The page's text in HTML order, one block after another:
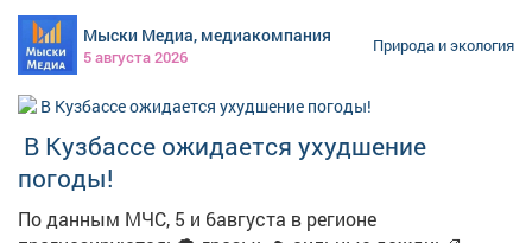
Сибири" . – Если нынешние тенденции сохранятся,
лето в Сибири будет становиться жарче и
контрастнее, засушливые периоды станут резче
сменяться дождливыми, – сказала Чередько. По её
данным в июне и июле юго-запад Сибири пережил
рекордную жару, при этом осадки местами оказались
слабее ожидаемого. Этому
поспособствовалантициклон,который блокировал
доступ влажному воздуху с Атлантики и принимал
Мыски Медиа, медиакомпания
5 августа 2026
Природа и экология
️ В Кузбассе ожидается ухудшение
погоды!
По данным МЧС, 5 и 6августа в регионе